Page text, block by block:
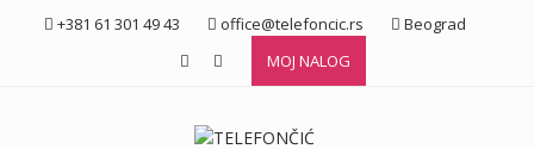
+381 61 301 49 43 office@telefoncic.rs
Beograd
MOJ NALOG